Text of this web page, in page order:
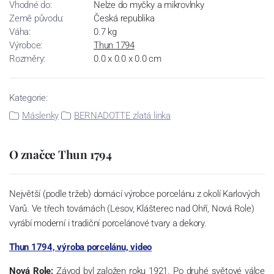
Vhodné do:
Nelze do myčky a mikrovlnky
Země původu:
Česká republika
Váha:
0.7 kg
Výrobce:
Thun 1794
Rozměry:
0.0 x 0.0 x 0.0 cm
Kategorie:
Máslenky
BERNADOTTE zlatá linka
O značce Thun 1794
Největší (podle tržeb) domácí výrobce porcelánu z okolí Karlových
Varů. Ve třech továrnách (Lesov, Klášterec nad Ohří, Nová Role)
vyrábí moderní i tradiční porcelánové tvary a dekory.
Thun 1794, výroba porcelánu, video
Nová Role: Závod byl založen roku 1921. Po druhé světové válce